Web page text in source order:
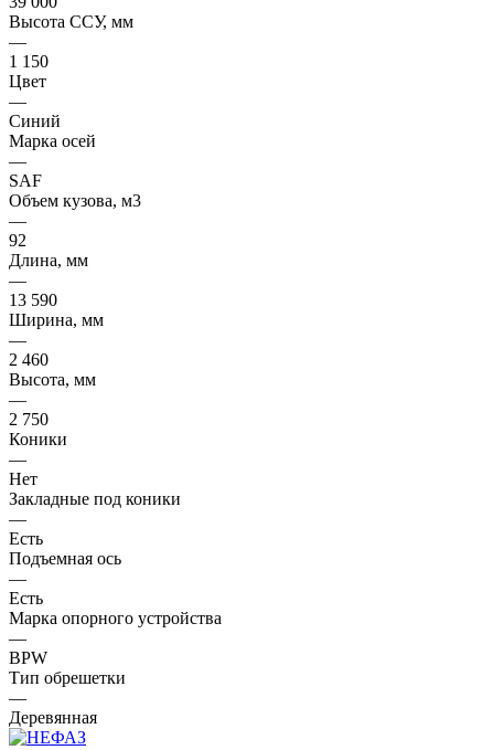
Высота ССУ, мм
—
1 150
Цвет
—
Синий
Марка осей
—
SAF
Объем кузова, м3
—
92
Длина, мм
—
13 590
Ширина, мм
—
2 460
Высота, мм
—
2 750
Коники
—
Нет
Закладные под коники
—
Есть
Подъемная ось
—
Есть
Марка опорного устройства
—
BPW
Тип обрешетки
—
Деревянная